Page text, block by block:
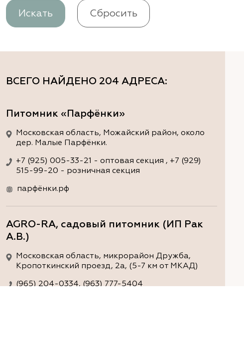
Искать Сбросить
ВСЕГО НАЙДЕНО 204 АДРЕСА:
Питомник «Парфёнки»
Московская область, Можайский район, около
дер. Малые Парфёнки.
+7 (925) 005-33-21 - оптовая секция , +7 (929)
515-99-20 - розничная секция
парфёнки.рф
AGRO-RA, садовый питомник (ИП Рак
А.В.)
Московская область, микрорайон Дружба,
Кропоткинский проезд, 2а, (5-7 км от МКАД)
(965) 204-0334, (963) 777-5404